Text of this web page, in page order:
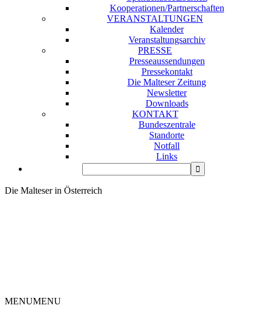
Kooperationen/Partnerschaften
VERANSTALTUNGEN
Kalender
Veranstaltungsarchiv
PRESSE
Presseaussendungen
Pressekontakt
Die Malteser Zeitung
Newsletter
Downloads
KONTAKT
Bundeszentrale
Standorte
Notfall
Links
Die Malteser in Österreich
MENUMENU